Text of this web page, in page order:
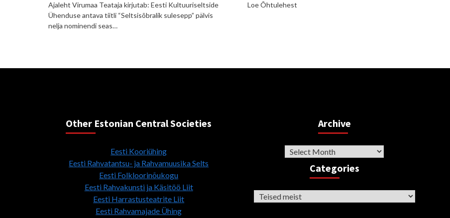
Ajaleht Virumaa Teataja kirjutab: Eesti Kultuuriseltside
Ühenduse antava tiitli “Seltsisõbralik sulesepp” pälvis
nelja nominendi seas…
Loe Õhtulehest
Other Estonian Central Societies
Eesti Kooriühing
Eesti Rahvatantsu- ja Rahvamuusika Selts
Eesti Folkloorinõukogu
Eesti Rahvakunsti ja Käsitöö Liit
Eesti Harrastusteatrite Liit
Eesti Rahvamajade Ühing
Archive
Archive
Categories
Categories